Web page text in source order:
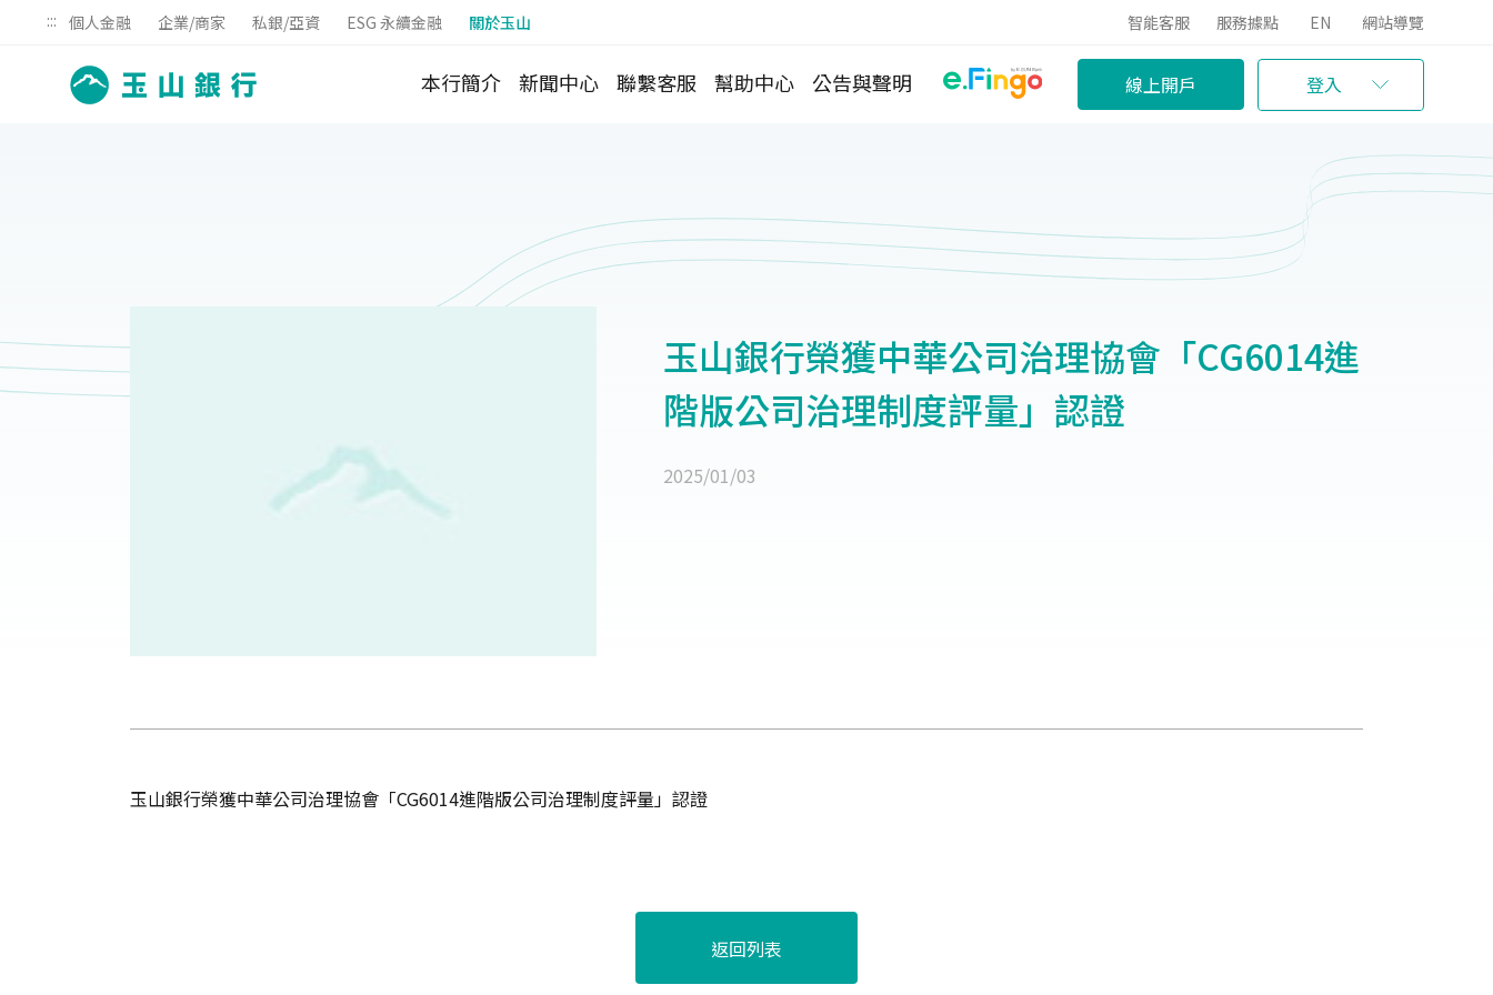
::: 個人金融 企業/商家 私銀/亞資 ESG 永續金融 關於玉山 智能客服 服務據點 EN 網站導覽
本行簡介 新聞中心 聯繫客服 幫助中心 公告與聲明 線上開戶 登入
玉山銀行榮獲中華公司治理協會「CG6014進
階版公司治理制度評量」認證
2025/01/03
玉山銀行榮獲中華公司治理協會「CG6014進階版公司治理制度評量」認證
返回列表